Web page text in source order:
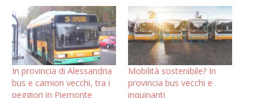
In provincia di Alessandria
bus e camion vecchi, tra i
peggiori in Piemonte
Mobilità sostenibile? In
provincia bus vecchi e
inquinanti